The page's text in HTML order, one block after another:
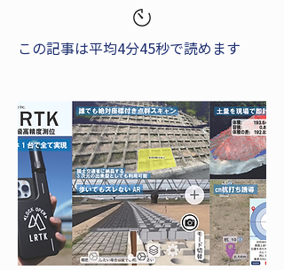
この記事は平均4分45秒で読めます